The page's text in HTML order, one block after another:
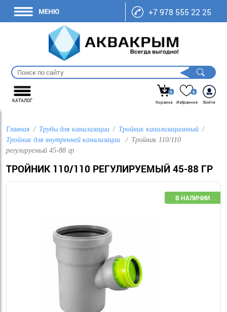
+7 978 555 22 25
КАТАЛОГ
0
Корзина
0
Избранное
Войти
Главная Трубы для канализации
Тройник канализационный
Тройник для внутренней канализации
Тройник 110/110
регулируемый 45-88 гр
ТРОЙНИК 110/110 РЕГУЛИРУЕМЫЙ 45-88 ГР